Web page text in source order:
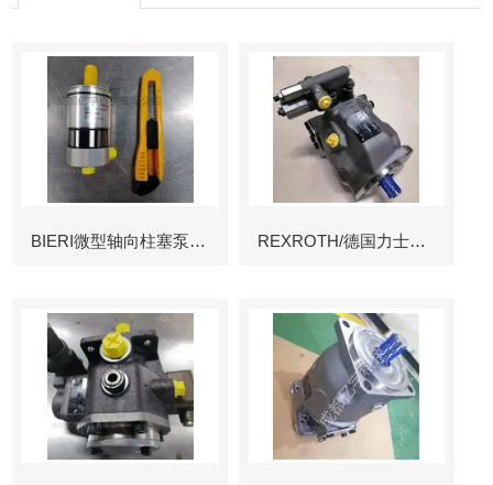
BIERI微型轴向柱塞泵AKP REXROTH/德国力士乐叶片泵